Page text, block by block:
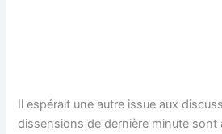
Il espérait une autre issue aux
dissensions de dernière minute sont